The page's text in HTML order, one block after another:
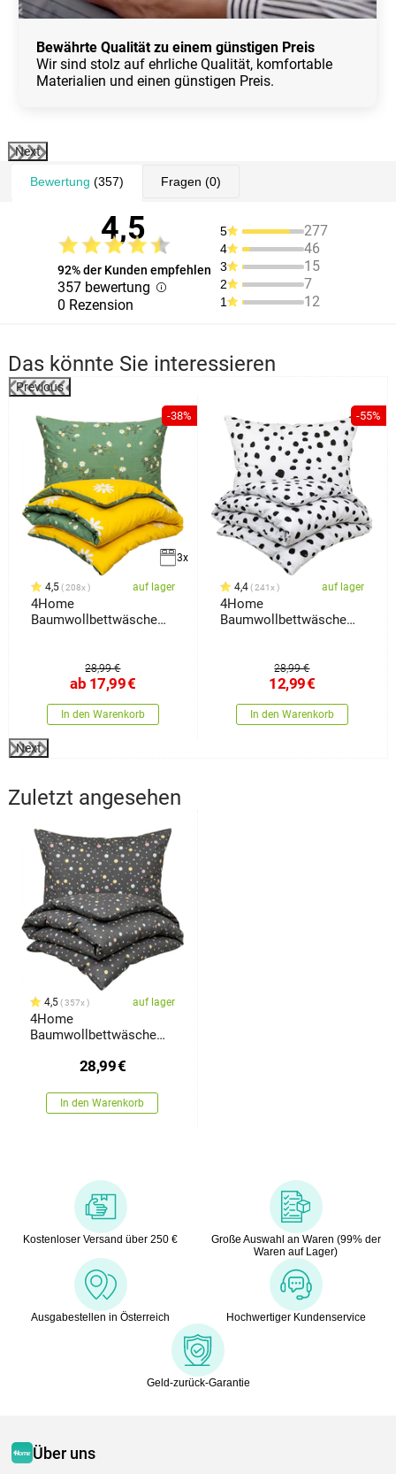
Bewährte Qualität zu einem günstigen Preis
Wir sind stolz auf ehrliche Qualität, komfortable
Materialien und einen günstigen Preis.
Next
Bewertung (357) Fragen (0)
4,5
92% der Kunden empfehlen
357 bewertung
0 Rezension
5 277
4 46
3 15
2 7
1 12
Das könnte Sie interessieren
Previous
-38%
3x
4,5 208x auf lager
4Home
Baumwollbettwäsche
28,99 €
ab 17,99€
In den Warenkorb
-55%
4,4 241x auf lager
4Home
Baumwollbettwäsche
28,99 €
12,99€
In den Warenkorb
Next
Zuletzt angesehen
4,5 357x auf lager
4Home
Baumwollbettwäsche
200 cm, 70 x 90 cm
28,99€
In den Warenkorb
Kostenloser Versand über 250 €
Große Auswahl an Waren (99% der
Waren auf Lager)
Ausgabestellen in Österreich Hochwertiger Kundenservice
Geld-zurück-Garantie
Über uns